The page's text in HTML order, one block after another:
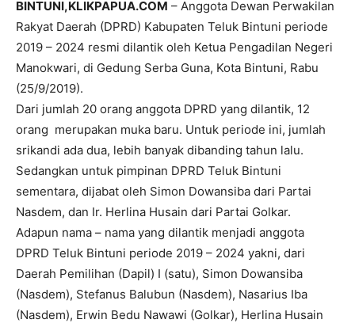
BINTUNI,KLIKPAPUA.COM – Anggota Dewan Perwakilan
Rakyat Daerah (DPRD) Kabupaten Teluk Bintuni periode
2019 – 2024 resmi dilantik oleh Ketua Pengadilan Negeri
Manokwari, di Gedung Serba Guna, Kota Bintuni, Rabu
(25/9/2019).
Dari jumlah 20 orang anggota DPRD yang dilantik, 12
orang merupakan muka baru. Untuk periode ini, jumlah
srikandi ada dua, lebih banyak dibanding tahun lalu.
Sedangkan untuk pimpinan DPRD Teluk Bintuni
sementara, dijabat oleh Simon Dowansiba dari Partai
Nasdem, dan Ir. Herlina Husain dari Partai Golkar.
Adapun nama – nama yang dilantik menjadi anggota
DPRD Teluk Bintuni periode 2019 – 2024 yakni, dari
Daerah Pemilihan (Dapil) I (satu), Simon Dowansiba
(Nasdem), Stefanus Balubun (Nasdem), Nasarius Iba
(Nasdem), Erwin Bedu Nawawi (Golkar), Herlina Husain